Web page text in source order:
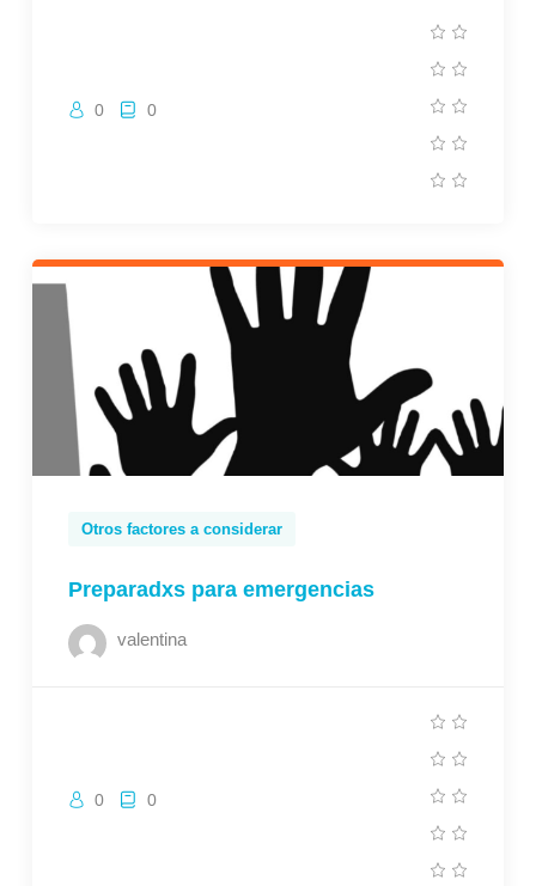
0 0
Otros factores a considerar
Preparadxs para emergencias
valentina
0 0